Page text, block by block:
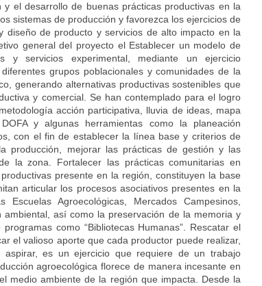
el desarrollo de buenas prácticas productivas en la
sistemas de producción y favorezca los ejercicios de
diseño de producto y servicios de alto impacto en la
general del proyecto el Establecer un modelo de
y servicios experimental, mediante un ejercicio
grupos poblacionales y comunidades de la
generando alternativas productivas sostenibles que
y comercial. Se han contemplado para el logro
acción participativa, lluvia de ideas, mapa
y algunas herramientas como la planeación
con el fin de establecer la línea base y criterios de
producción, mejorar las prácticas de gestión y las
la zona. Fortalecer las prácticas comunitarias en
presente en la región, constituyen la base
articular los procesos asociativos presentes en la
Agroecológicas, Mercados Campesinos,
así como la preservación de la memoria y
como “Bibliotecas Humanas”. Rescatar el
el valioso aporte que cada productor puede realizar,
es un ejercicio que requiere de un trabajo
agroecológica florece de manera incesante en
medio ambiente de la región que impacta. Desde la